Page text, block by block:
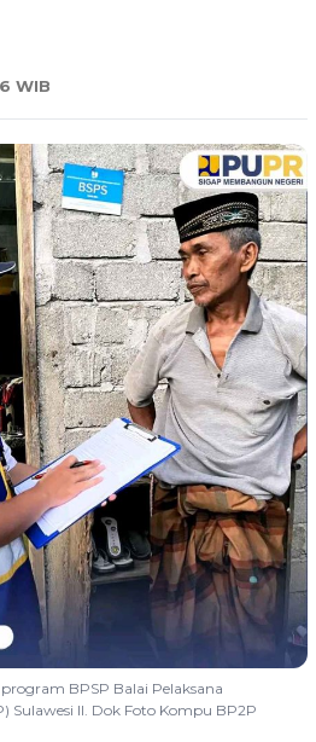
WIB
BPSP Balai Pelaksana
Sulawesi II. Dok Foto Kompu BP2P